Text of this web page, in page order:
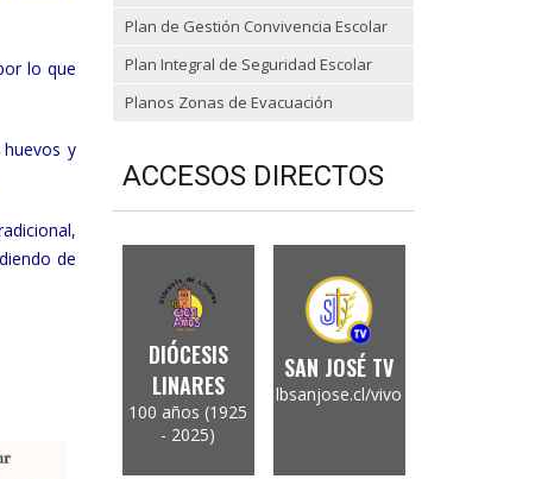
lo que
y
de
Plan de Gestión Convivencia Escolar
Plan Integral de Seguridad Escolar
Planos Zonas de Evacuación
ACCESOS DIRECTOS
DIÓCESIS
LINARES
100 años (1925
- 2025)
SAN JOSÉ TV
lbsanjose.cl/vivo